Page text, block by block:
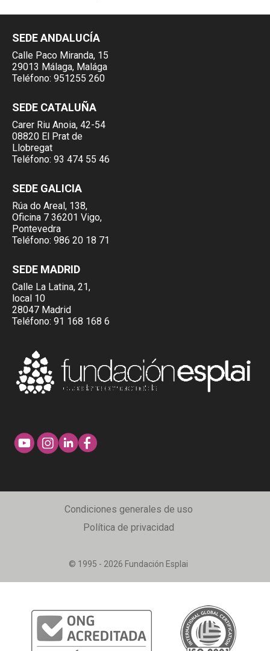
SEDE ANDALUCÍA
Calle Paco Miranda, 15
29013 Málaga, Malága
Teléfono: 951255 260
SEDE CATALUÑA
Carer Riu Anoia, 42-54
08820 El Prat de
Llobregat
Teléfono: 93 474 55 46
SEDE GALICIA
Rúa do Areal, 138,
Oficina 7 36201 Vigo,
Pontevedra
Teléfono: 986 20 18 71
SEDE MADRID
Calle La Latina, 21,
local 10
28047 Madrid
Teléfono: 91 168 168 6
© 1995 - 2026 Fundación Esplai
Condiciones generales de uso
Política de privacidad